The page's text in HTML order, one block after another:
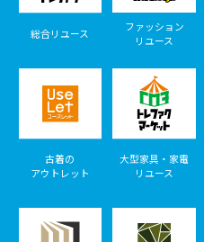
総合リユース
ファッション
リユース
古着の
アウトレット
大型家具・家電
リユース